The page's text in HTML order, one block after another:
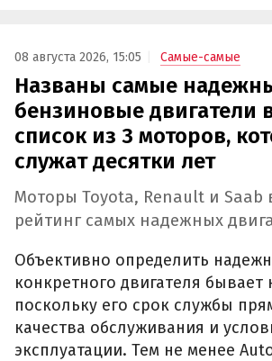
08 августа 2026, 15:05 Самые-самые
Названы самые
бензиновые двигатели
список из 3 моторов,
служат десятки лет
Моторы Toyota, Renault и Saab
рейтинг самых надежных
Объективно определить
конкретного двигателя бывает
поскольку его срок службы
качества обслуживания и
эксплуатации. Тем не менее